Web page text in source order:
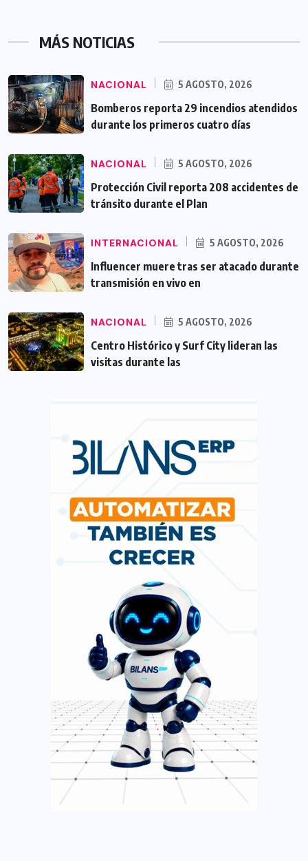
MÁS NOTICIAS
NACIONAL 5 AGOSTO, 2026
Bomberos reporta 29 incendios atendidos
durante los primeros cuatro días
NACIONAL 5 AGOSTO, 2026
Protección Civil reporta 208 accidentes de
tránsito durante el Plan
INTERNACIONAL 5 AGOSTO, 2026
Influencer muere tras ser atacado durante
transmisión en vivo en
NACIONAL 5 AGOSTO, 2026
Centro Histórico y Surf City lideran las
visitas durante las